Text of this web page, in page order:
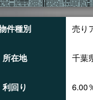
件種別 売り
所在地 千葉
利回り
6.00